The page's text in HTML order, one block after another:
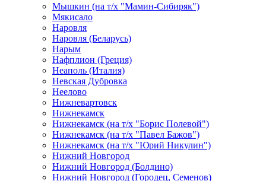
Мышкин (на т/х "Мамин-Сибиряк")
Мякисало
Наровля
Наровля (Беларусь)
Нарым
Нафплион (Греция)
Неаполь (Италия)
Невская Дубровка
Неелово
Нижневартовск
Нижнекамск
Нижнекамск (на т/х "Борис Полевой")
Нижнекамск (на т/х "Павел Бажов")
Нижнекамск (на т/х "Юрий Никулин")
Нижний Новгород
Нижний Новгород (Болдино)
Нижний Новгород (Городец, Семенов)